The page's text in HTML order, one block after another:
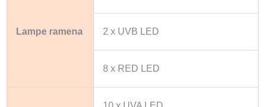
Lampe ramena 2 x UVB LED
8 x RED LED